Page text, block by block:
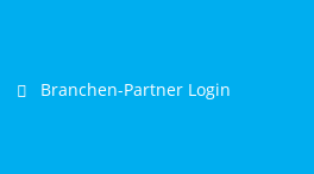
Branchen-Partner Login